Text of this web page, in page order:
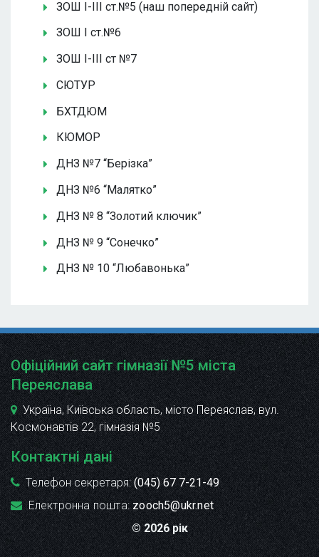
ЗОШ І-ІІІ ст.№5 (наш попередній сайт)
ЗОШ І ст.№6
ЗОШ І-ІІІ ст №7
СЮТУР
БХТДЮМ
КЮМОР
ДНЗ №7 “Берізка”
ДНЗ №6 “Малятко”
ДНЗ № 8 “Золотий ключик”
ДНЗ № 9 “Сонечко”
ДНЗ № 10 “Любавонька”
Офіційний сайт гімназії №5 міста
Переяслава
Україна, Київська область, місто Переяслав, вул.
Космонавтів 22, гімназія №5
Контактні дані
Телефон секретаря:(045) 67 7-21-49
Електронна пошта:zooch5@ukr.net
© 2026 рік